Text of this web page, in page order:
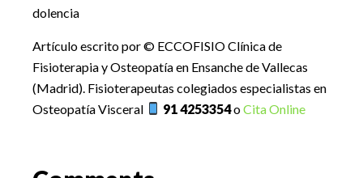
dolencia
Artículo escrito por © ECCOFISIO Clínica de
Fisioterapia y Osteopatía en Ensanche de Vallecas
(Madrid). Fisioterapeutas colegiados especialistas en
Osteopatía Visceral
91 4253354oCita Online